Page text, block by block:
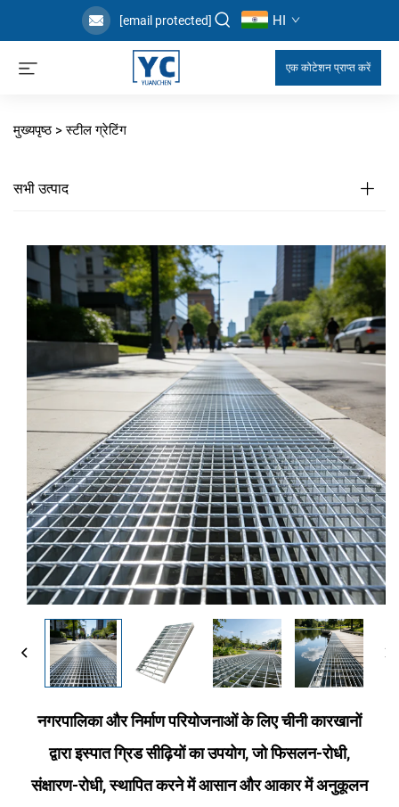
[email protected] HI
एक कोटेशन प्राप्त करें
मुख्यपृष्ठ > स्टील ग्रेटिंग
सभी उत्पाद
नगरपालिका और निर्माण परियोजनाओं के लिए चीनी कारखानों
द्वारा इस्पात ग्रिड सीढ़ियों का उपयोग, जो फिसलन-रोधी,
संक्षारण-रोधी, स्थापित करने में आसान और आकार में अनुकूलन